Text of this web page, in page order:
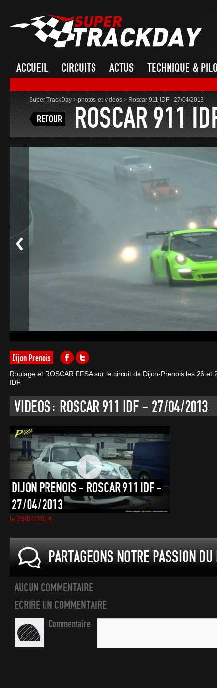
ACCUEIL CIRCUITS ACTUS TECHNIQUE &
Super TrackDay>photos-et-videos>Roscar 911 IDF - 27/04/2013
RETOUR ROSCAR 911
Dijon Prenois
Roulage et ROSCAR FFSA sur le circuit de Dijon-Prenois les 26
IDF
VIDEOS: ROSCAR 911 IDF - 27/04/2013
DIJON PRENOIS - ROSCAR911 IDF -
27/04/2013
le 29/04/2014
PARTAGEONS NOTRE PASSION
AUCUN COMMENTAIRE
ECRIRE UN COMMENTAIRE
Commentaire